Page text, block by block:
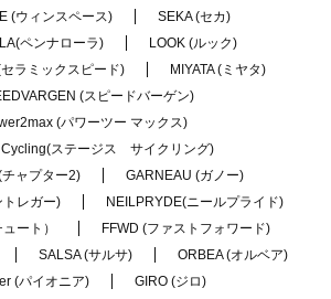
(ウィンスペース)
SEKA (セカ)
ペンナローラ)
LOOK (ルック)
ラミックスピード)
MIYATA (ミヤタ)
(スピードバーゲン)
(パワーツー マックス)
ステージス サイクリング)
ャプター2)
GARNEAU (ガノー)
トレガー)
NEILPRYDE(ニールプライド)
ート）
FFWD (ファストフォワード)
SALSA (サルサ)
ORBEA (オルベア)
(パイオニア)
GIRO (ジロ)